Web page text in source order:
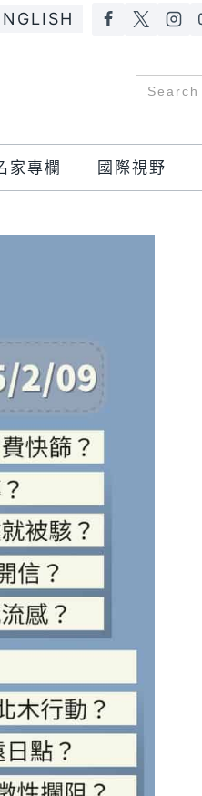
Search
for:
家專欄 國際視野